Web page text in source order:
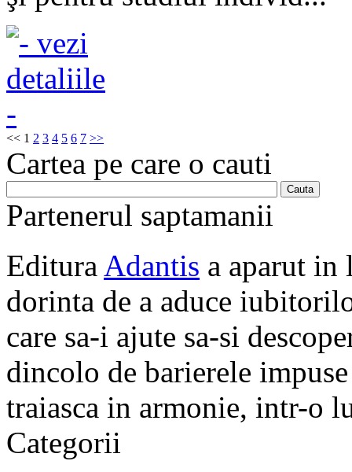
<< 1 2 3 4 5 6 7 >>
Cartea pe care o cauti
Partenerul saptamanii
Editura Adantis a aparut in
dorinta de a aduce
care sa-i ajute sa-si
dincolo de barierele
traiasca in armonie, intr-o
Categorii